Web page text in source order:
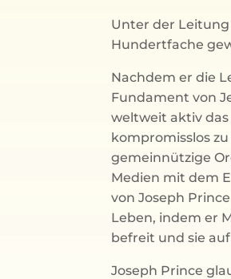
Unter der Leitung
Hundertfache
Nachdem er die
Fundament von
weltweit aktiv
kompromisslos
gemeinnützige
Medien mit dem
von Joseph
Leben, indem er
befreit und sie
Joseph Prince